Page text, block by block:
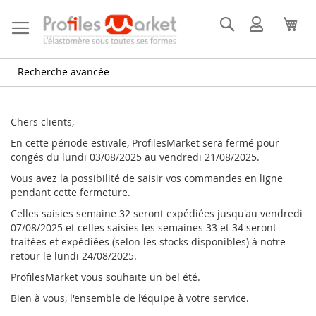
au
contenu
Rechercher
Recherche avancée
Mon
compte
Chers clients,
En cette période estivale, ProfilesMarket sera fermé pour
congés du lundi 03/08/2025 au vendredi 21/08/2025.
Vous avez la possibilité de saisir vos commandes en ligne
pendant cette fermeture.
Celles saisies semaine 32 seront expédiées jusqu'au vendredi
07/08/2025 et celles saisies les semaines 33 et 34 seront
traitées et expédiées (selon les stocks disponibles) à notre
retour le lundi 24/08/2025.
ProfilesMarket vous souhaite un bel été.
Bien à vous, l'ensemble de l’équipe à votre service.